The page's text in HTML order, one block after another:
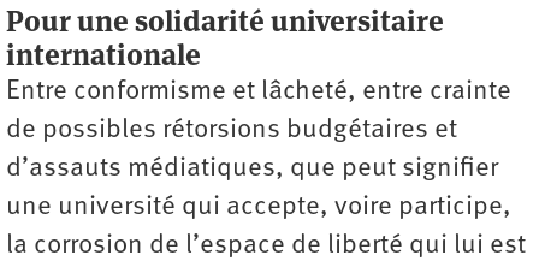
Pour une solidarité universitaire
internationale
Entre conformisme et lâcheté, entre crainte
de possibles rétorsions budgétaires et
d’assauts médiatiques, que peut signifier
une université qui accepte, voire participe,
la corrosion de l’espace de liberté qui lui est